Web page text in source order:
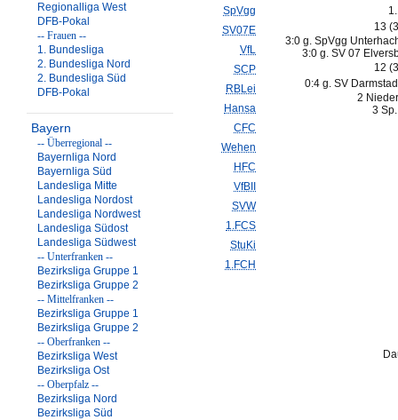
Regionalliga West
DFB-Pokal
-- Frauen --
1. Bundesliga
2. Bundesliga Nord
2. Bundesliga Süd
DFB-Pokal
Bayern
-- Überregional --
Bayernliga Nord
Bayernliga Süd
Landesliga Mitte
Landesliga Nordost
Landesliga Nordwest
Landesliga Südost
Landesliga Südwest
-- Unterfranken --
Bezirksliga Gruppe 1
Bezirksliga Gruppe 2
-- Mittelfranken --
Bezirksliga Gruppe 1
Bezirksliga Gruppe 2
-- Oberfranken --
Bezirksliga West
Bezirksliga Ost
-- Oberpfalz --
Bezirksliga Nord
Bezirksliga Süd
SpVgg
SV07E
VfL
SCP
RBLei
Hansa
CFC
Wehen
HFC
VfBII
SVW
1.FCS
StuKi
1.FCH
13
3:0 g. SpVgg
3:0 g. SV 07
12
0:4 g. SV
2
3